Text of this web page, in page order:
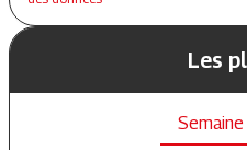
Les
Semaine